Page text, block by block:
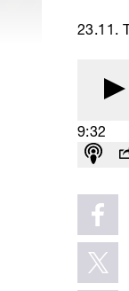
23.11.
9:32